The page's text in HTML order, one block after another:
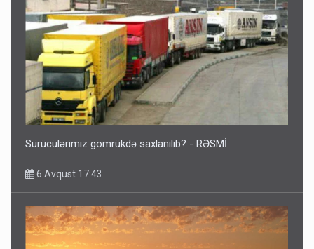
Sürücülərimiz gömrükdə saxlanılıb? - RƏSMİ
6 Avqust 17:43